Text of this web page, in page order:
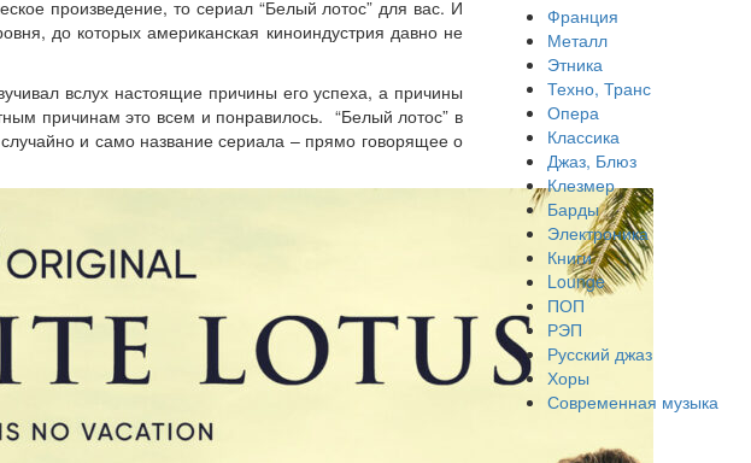
произведение, то сериал “Белый лотос” для вас. И
до которых американская киноиндустрия давно не
вслух настоящие причины его успеха, а причины
причинам это всем и понравилось. “Белый лотос” в
и само название сериала – прямо говорящее о
Франция
Металл
Этника
Техно, Транс
Опера
Классика
Джаз, Блюз
Клезмер
Барды
Электроника
Книги
Lounge
ПОП
РЭП
Русский джаз
Хоры
Современная музыка